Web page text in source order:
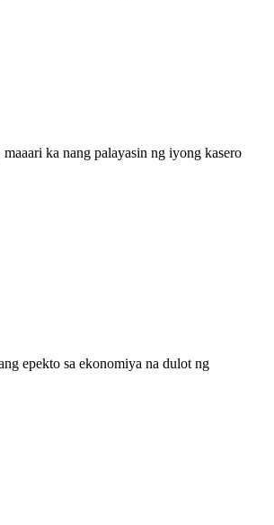
ka nang palayasin ng iyong kasero
epekto sa ekonomiya na dulot ng